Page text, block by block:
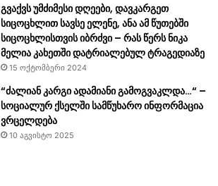
გვაქვს უმძიმესი დღეები, დავკარგეთ
სიცოცხლით სავსე ელენე, ანა ამ წუთებში
სიცოცხლისთვის იბრძვი – რას წერს ნიკა
მელია კახეთში დატრიალებულ ტრაგედიაზე
15 ოქტომბერი 2024
“ძალიან კარგი ადამიანი გამოგვაკლდა…“ –
სოციალურ ქსელში სამწუხარო ინფორმაცია
ვრცელდება
10 აგვისტო 2025